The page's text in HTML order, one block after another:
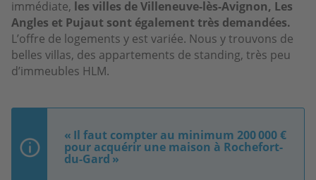
immédiate, les villes de Villeneuve-lès-Avignon, Les
Angles et Pujaut sont également très demandées.
L’offre de logements y est variée. Nous y trouvons de
belles villas, des appartements de standing, très peu
d’immeubles HLM.
« Il faut compter au minimum 200 000 €
pour acquérir une maison à Rochefort-
du-Gard »